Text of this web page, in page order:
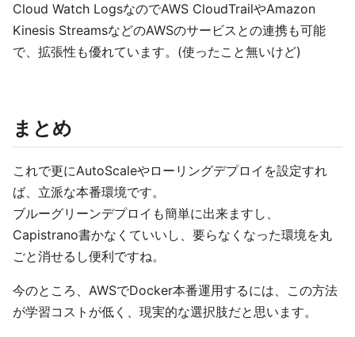
Cloud Watch LogsなのでAWS CloudTrailやAmazon
Kinesis StreamsなどのAWSのサービスとの連携も可能
で、拡張性も優れています。(使ったこと無いけど)
まとめ
これで更にAutoScaleやローリングデプロイを設定すれ
ば、立派な本番環境です。
ブルーグリーンデプロイも簡単に出来ますし、
Capistrano書かなくていいし、要らなくなった環境を丸
ごと消せるし便利ですね。
今のところ、AWSでDocker本番運用するには、この方法
が学習コストが低く、現実的な選択肢だと思います。